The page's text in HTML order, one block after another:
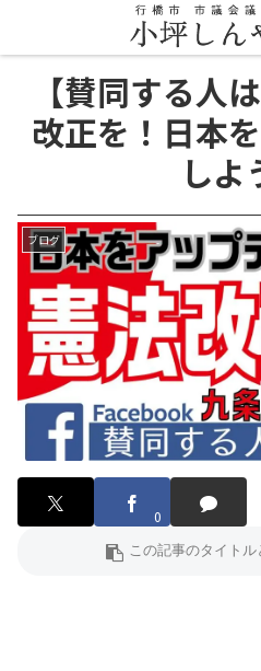
【賛同する人
改正を！日本
しよ
ブログ
0